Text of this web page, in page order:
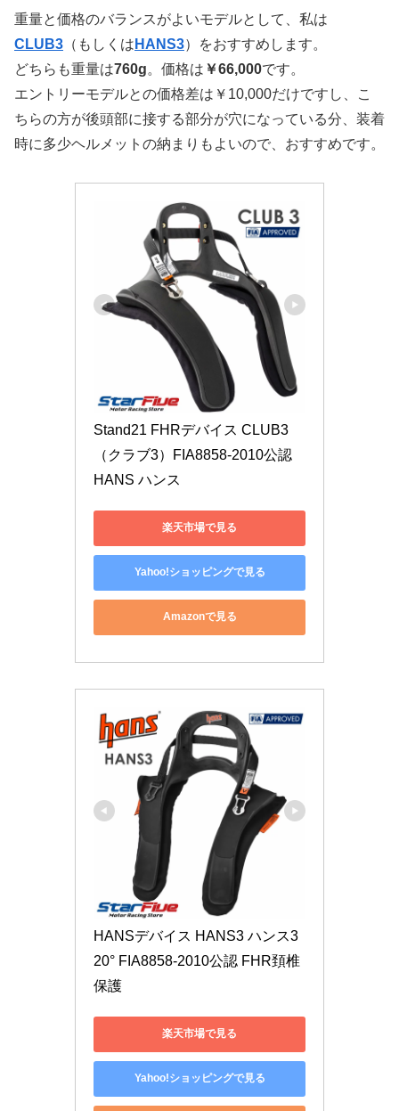
重量と価格のバランスがよいモデルとして、私は
CLUB3 （もしくは HANS3）をおすすめします。
どちらも重量は760g。価格は ￥66,000です。
エントリーモデルとの価格差は￥10,000だけですし、こ
ちらの方が後頭部に接する部分が穴になっている分、装着
時に多少ヘルメットの納まりもよいので、おすすめです。
Stand21 FHRデバイス CLUB3
（クラブ3）FIA8858-2010公認
HANS ハンス
楽天市場で見る
Yahoo!ショッピングで見る
Amazonで見る
HANSデバイス HANS3 ハンス3
20° FIA8858-2010公認 FHR頚椎
保護
楽天市場で見る
Yahoo!ショッピングで見る